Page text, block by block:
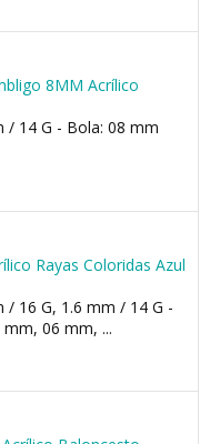
8MM Acrílico
/ 14 G - Bola: 08 mm
Rayas Coloridas Azul
/ 16 G, 1.6 mm / 14 G -
06 mm, ...